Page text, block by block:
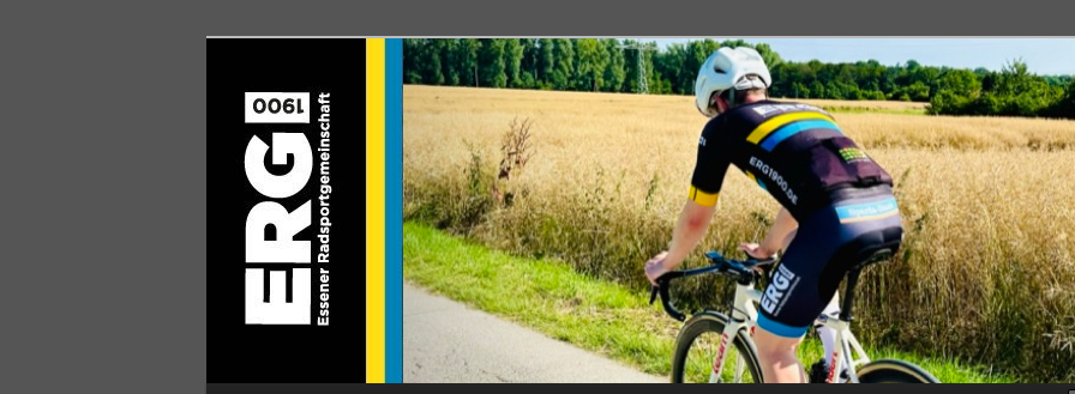
ERG 1900 e.V
Willkommen bei der Essener Radsportgemeinschaft